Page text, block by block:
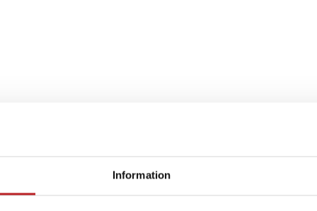
Information
SPECIFIKATION